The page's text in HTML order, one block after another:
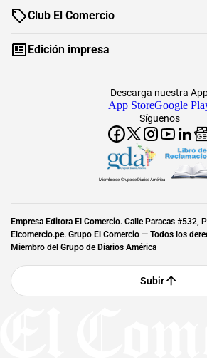
Club El Comercio
Edición impresa
Síguenos
Descarga nuestra
App StoreGoogle
Miembro del Grupo de Diarios América
Empresa Editora El Comercio. Calle Paracas #532,
Elcomercio.pe. Grupo El Comercio — Todos los
Miembro del Grupo de Diarios América
Subir